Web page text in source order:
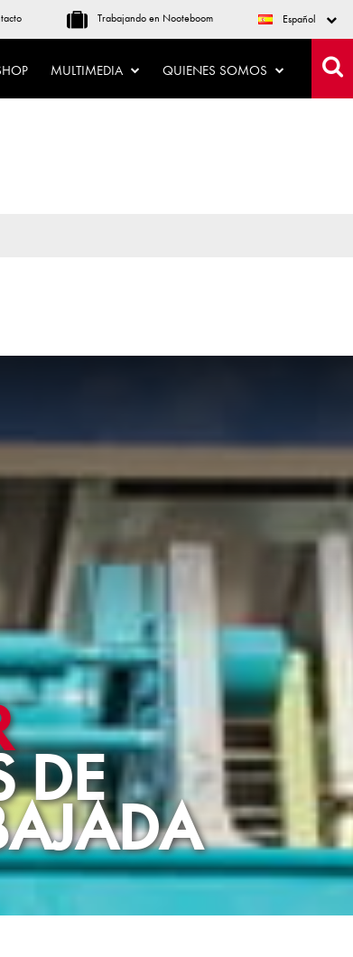
Trabajando en Nooteboom Español
MULTIMEDIA QUIENES SOMOS
DE